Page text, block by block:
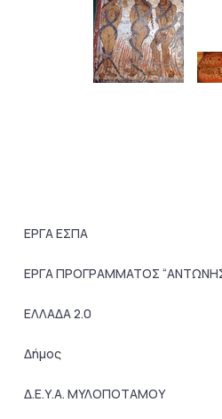
ΕΡΓΑ ΕΣΠΑ
ΕΡΓΑ ΠΡΟΓΡΑΜΜΑΤΟΣ
ΕΛΛΑΔΑ 2.0
Δήμος
Δ.Ε.Υ.Α. ΜΥΛΟΠΟΤΑΜΟΥ